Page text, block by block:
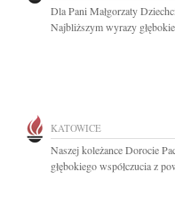
Dla Pani Małgorzaty
Najbliższym wyrazy
KATOWICE
Naszej koleżance Dorocie
głębokiego współczucia z